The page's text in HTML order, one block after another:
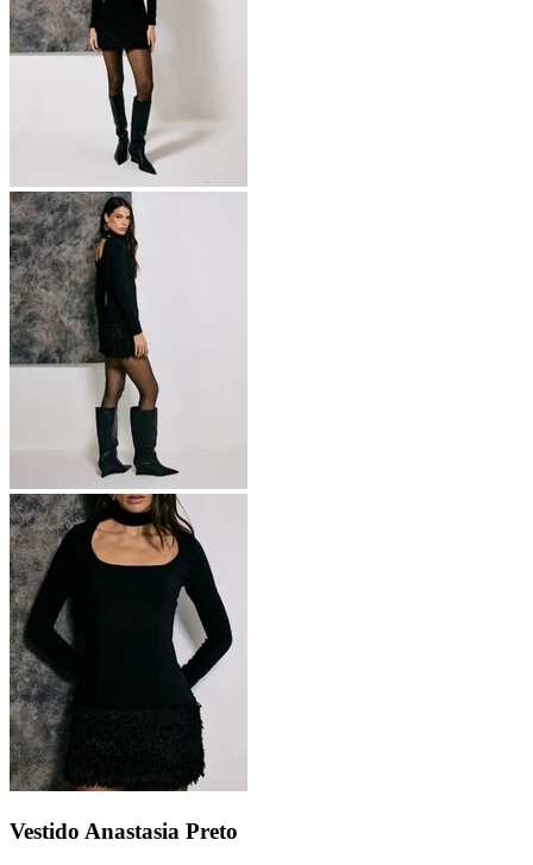
Vestido Anastasia Preto